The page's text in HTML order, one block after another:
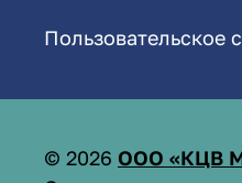
Пользовательское
© 2026 ООО «КЦВ